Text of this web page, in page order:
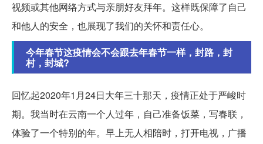
视频或其他网络方式与亲朋好友拜年。这样既保障了自己
和他人的安全，也展现了我们的关怀和责任心。
今年春节这疫情会不会跟去年春节一样，封路，封
村，封城?
回忆起2020年1月24日大年三十那天，疫情正处于严峻时
期。我当时在云南一个人过年，自己准备饭菜，写春联，
体验了一个特别的年。早上无人相陪时，打开电视，广播